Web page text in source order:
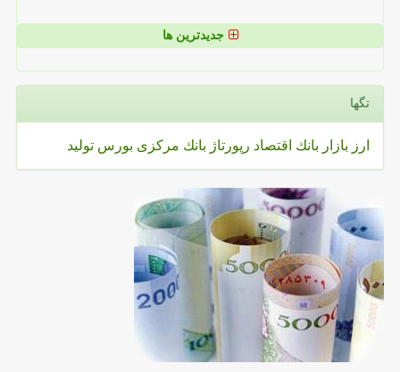
جدیدترین ها
تگها
ارز بازار بانك اقتصاد رپورتاژ بانك مركزی بورس تولید